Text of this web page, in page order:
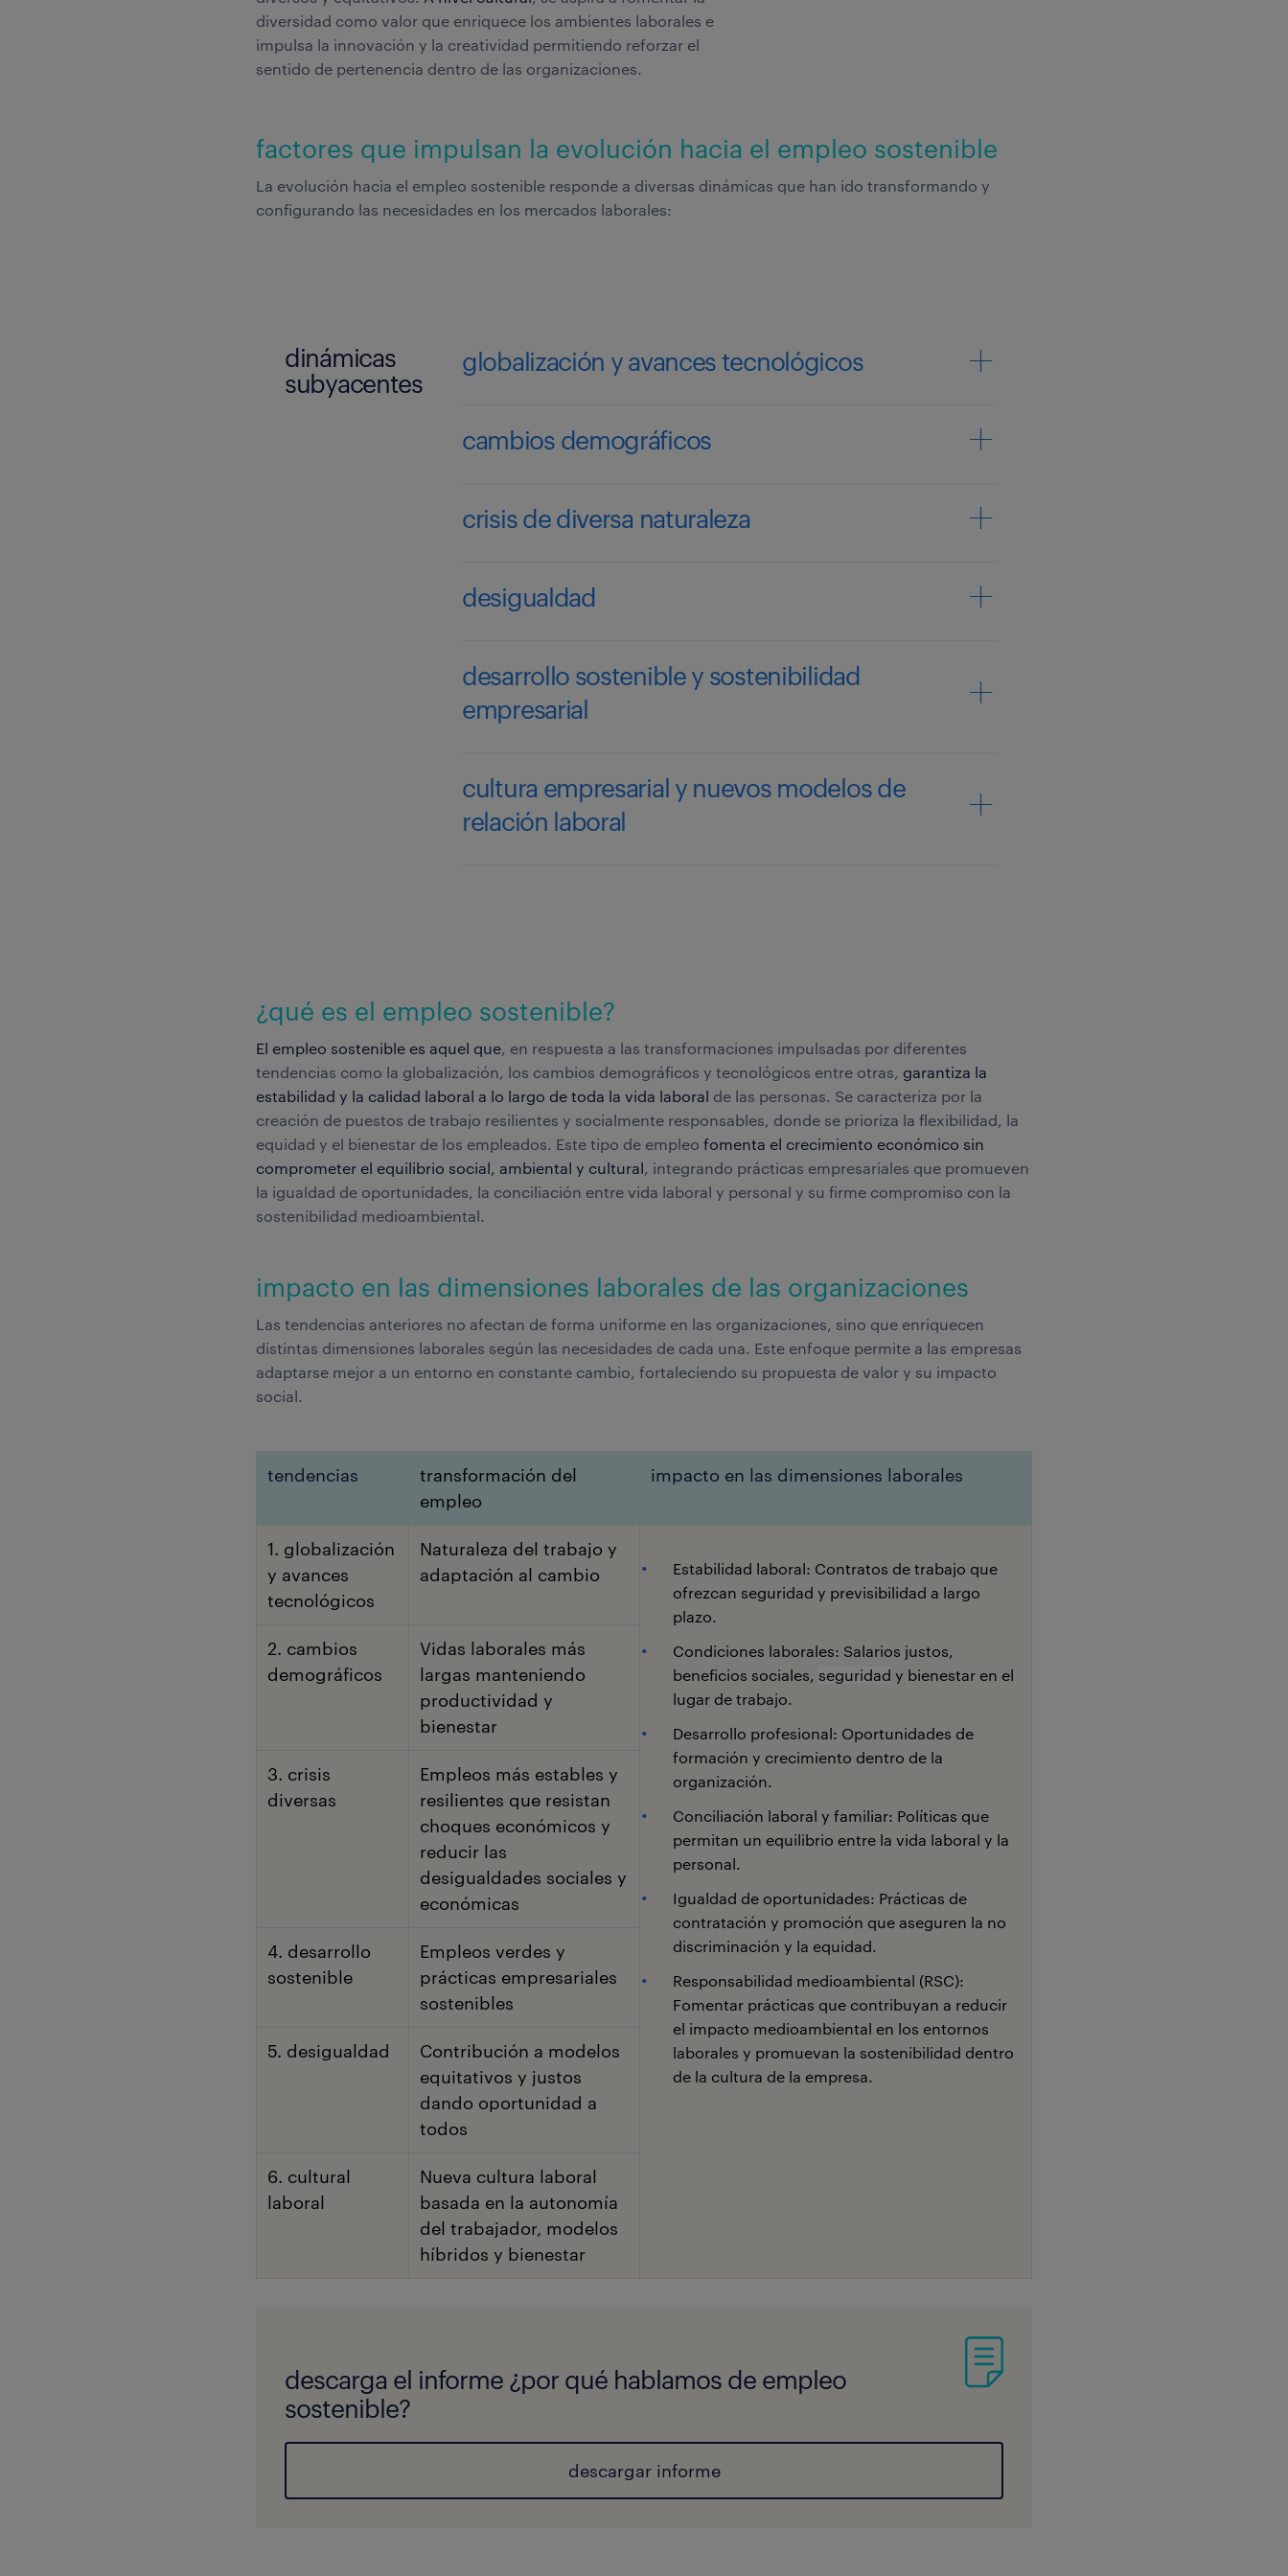
diversidad como valor que enriquece los ambientes laborales e
impulsa la innovación y la creatividad permitiendo reforzar el
sentido de pertenencia dentro de las organizaciones.
factores que impulsan la evolución hacia el empleo sostenible
La evolución hacia el empleo sostenible responde a diversas dinámicas que han ido transformando y
configurando las necesidades en los mercados laborales:
dinámicas
subyacentes
globalización y avances tecnológicos
cambios demográficos
crisis de diversa naturaleza
desigualdad
desarrollo sostenible y sostenibilidad
empresarial
cultura empresarial y nuevos modelos de
relación laboral
¿qué es el empleo sostenible?
El empleo sostenible es aquel que, en respuesta a las transformaciones impulsadas por diferentes
tendencias como la globalización, los cambios demográficos y tecnológicos entre otras, garantiza la
estabilidad y la calidad laboral a lo largo de toda la vida laboral de las personas. Se caracteriza por la
creación de puestos de trabajo resilientes y socialmente responsables, donde se prioriza la flexibilidad, la
equidad y el bienestar de los empleados. Este tipo de empleo fomenta el crecimiento económico sin
comprometer el equilibrio social, ambiental y cultural, integrando prácticas empresariales que promueven
la igualdad de oportunidades, la conciliación entre vida laboral y personal y su firme compromiso con la
sostenibilidad medioambiental.
impacto en las dimensiones laborales de las organizaciones
Las tendencias anteriores no afectan de forma uniforme en las organizaciones, sino que enriquecen
distintas dimensiones laborales según las necesidades de cada una. Este enfoque permite a las empresas
adaptarse mejor a un entorno en constante cambio, fortaleciendo su propuesta de valor y su impacto
social.
tendencias
transformación del
empleo
impacto en las dimensiones laborales
1. globalización
y avances
tecnológicos
Naturaleza del trabajo y
adaptación al cambio
Estabilidad laboral: Contratos de trabajo que
ofrezcan seguridad y previsibilidad a largo
plazo.
Condiciones laborales: Salarios justos,
beneficios sociales, seguridad y bienestar en el
lugar de trabajo.
Desarrollo profesional: Oportunidades de
formación y crecimiento dentro de la
organización.
Conciliación laboral y familiar: Políticas que
permitan un equilibrio entre la vida laboral y la
personal.
Igualdad de oportunidades: Prácticas de
contratación y promoción que aseguren la no
discriminación y la equidad.
Responsabilidad medioambiental (RSC):
Fomentar prácticas que contribuyan a reducir
el impacto medioambiental en los entornos
laborales y promuevan la sostenibilidad dentro
de la cultura de la empresa.
2. cambios
demográficos
Vidas laborales más
largas manteniendo
productividad y
bienestar
3. crisis
diversas
Empleos más estables y
resilientes que resistan
choques económicos y
reducir las
desigualdades sociales y
económicas
4. desarrollo
sostenible
Empleos verdes y
prácticas empresariales
sostenibles
5. desigualdad
Contribución a modelos
equitativos y justos
dando oportunidad a
todos
6. cultural
laboral
Nueva cultura laboral
basada en la autonomía
del trabajador, modelos
híbridos y bienestar
descarga el informe ¿por qué hablamos de empleo
sostenible?
descargar informe